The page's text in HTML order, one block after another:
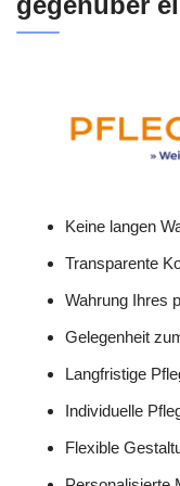
Keine langen
Transparente
Wahrung Ihres
Gelegenheit
Langfristige
Individuelle
Flexible